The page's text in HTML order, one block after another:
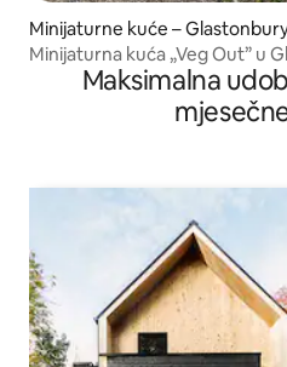
Minijaturne kuće –
Minijaturna kuća „Veg Out” u
Maksimalna